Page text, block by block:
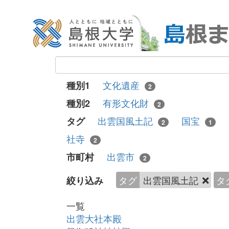
種別1 文化遺産 2
種別2 有形文化財 2
タグ 出雲国風土記 2 国宝 1
社寺
2
市町村 出雲市 2
絞り込み タグ 出雲国風土記
タ
一覧
出雲大社本殿